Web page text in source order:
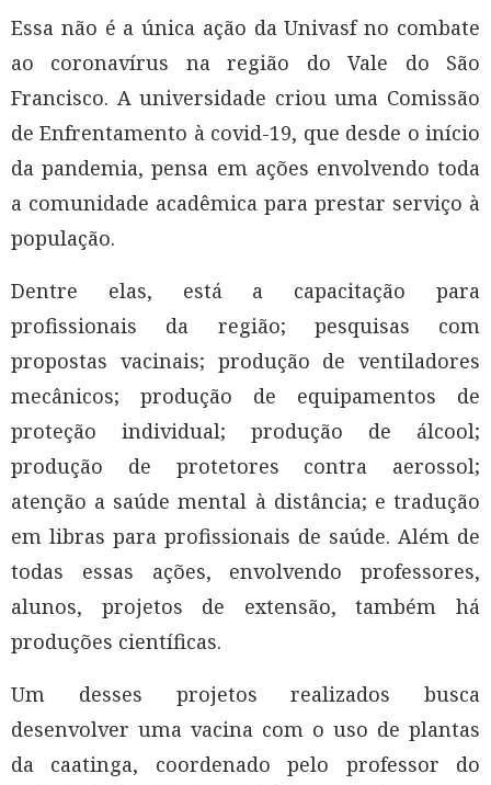
Essa não é a única ação da Univasf no combate
ao coronavírus na região do Vale do São
Francisco. A universidade criou uma Comissão
de Enfrentamento à covid-19, que desde o início
da pandemia, pensa em ações envolvendo toda
a comunidade acadêmica para prestar serviço à
população.
Dentre elas, está a capacitação para
profissionais da região; pesquisas com
propostas vacinais; produção de ventiladores
mecânicos; produção de equipamentos de
proteção individual; produção de álcool;
produção de protetores contra aerossol;
atenção a saúde mental à distância; e tradução
em libras para profissionais de saúde. Além de
todas essas ações, envolvendo professores,
alunos, projetos de extensão, também há
produções científicas.
Um desses projetos realizados busca
desenvolver uma vacina com o uso de plantas
da caatinga, coordenado pelo professor do